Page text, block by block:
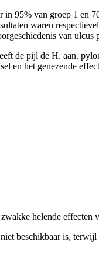
95% van groep 1 en
waren
van ulcus
de pijl de H. aan.
en het genezende
helende effecten
beschikbaar is, terwijl